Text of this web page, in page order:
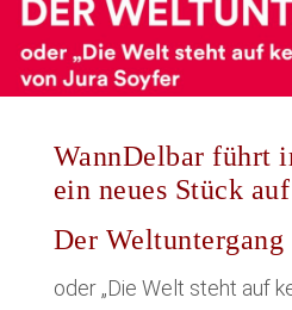
WannDelbar führt
ein neues Stück auf
Der Weltuntergang
oder „Die Welt steht auf